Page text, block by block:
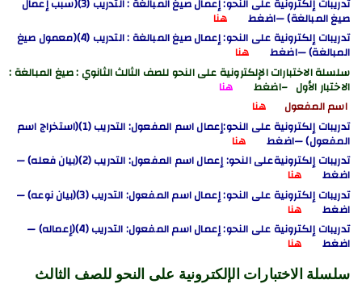
صيغ المبالغة) —اضغط هنا
تدريبات إلكترونية على النحو: إعمال صيغ المبالغة : التدريب (4)(معمول صيغ
المبالغة) —اضغط هنا
سلسلة الاختبارات الإلكترونية على النحو للصف الثالث الثانوي : صيغ المبالغة:
الاختبار الأول –اضغط هنا
اسم المفعول هنا
تدريبات إلكترونية على النحو:إعمال اسم المفعول: التدريب (1)(استخراج اسم
المفعول) —اضغط هنا
تدريبات إلكترونيةعلى النحو: إعمال اسم المفعول: التدريب (2)(بيان فعله) —
اضغط هنا
تدريبات إلكترونية على النحو: إعمال اسم المفعول: التدريب (3)(بيان نوعه) —
اضغط هنا
تدريبات إلكترونية على النحو: إعمال اسم المفعول: التدريب (4)(إعماله) —
اضغط هنا
سلسلة الاختبارات الإلكترونية على النحو للصف الثالث